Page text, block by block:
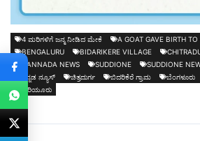
4 ಮರಿಗಳಿಗೆ ಜನ್ಮ ನೀಡಿದ ಮೇಕೆ A GOAT GAVE BIRTH
BENGALURU
BIDARIKERE VILLAGE
KANNADA NEWS
SUDDIONE SUDDIONE
ಕನ್ನಡ ನ್ಯೂಸ್
ಚಿತ್ರದುರ್ಗ ಬಿದರಿಕೆರೆ ಗ್ರಾಮ ಬೆಂಗಳೂರು
ಹಿರಿಯೂರು